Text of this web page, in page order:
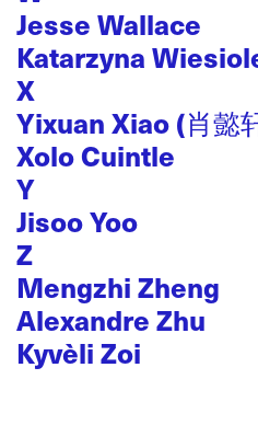
Jesse Wallace
Katarzyna
X
Yixuan Xiao (肖懿
Xolo Cuintle
Y
Jisoo Yoo
Z
Mengzhi Zheng
Alexandre Zhu
Kyvèli Zoi